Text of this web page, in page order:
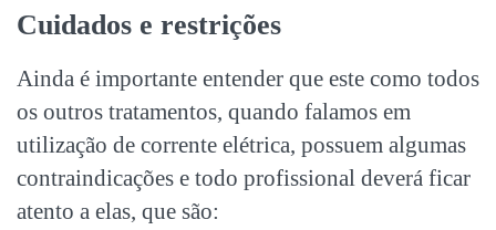
Cuidados e restrições
Ainda é importante entender que este como todos
os outros tratamentos, quando falamos em
utilização de corrente elétrica, possuem algumas
contraindicações e todo profissional deverá ficar
atento a elas, que são: